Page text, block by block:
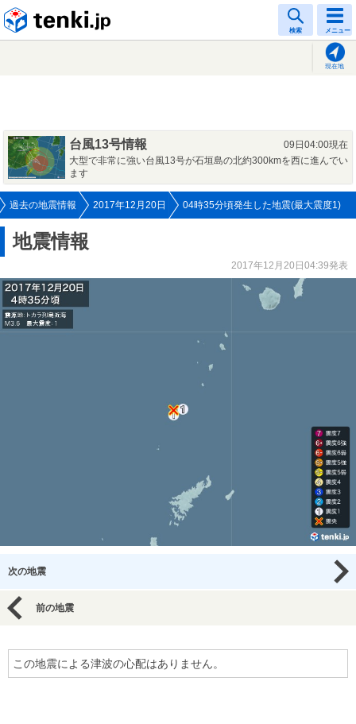
検索 メニュー
現在地
台風13号情報
09日04:00現在
大型で非常に強い台風13号が石垣島の北約300kmを西に進んでい
ます
過去の地震情報 2017年12月20日 04時35分頃発生した地震(最大震度1)
地震情報
2017年12月20日04:39発表
次の地震
前の地震
この地震による津波の心配はありません。